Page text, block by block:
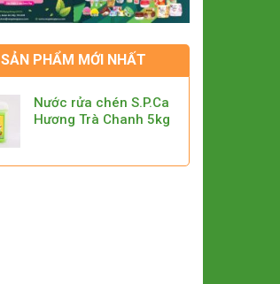
SẢN PHẨM MỚI NHẤT
Nước rửa chén S.P.Ca
Hương Trà Chanh 5kg